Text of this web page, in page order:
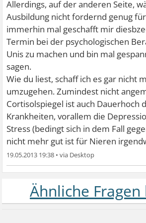
Allerdings, auf der anderen Seite,
Ausbildung nicht fordernd genug
immerhin mal geschafft mir
Termin bei der psychologischen
Unis zu machen und bin mal
sagen.
Wie du liest, schaff ich es gar nicht
umzugehen. Zumindest nicht
Cortisolspiegel ist auch Dauerhoch
Krankheiten, vorallem die
Stress (bedingt sich in dem Fall
nicht mehr gut ist für Nieren
19.05.2013 19:38 •